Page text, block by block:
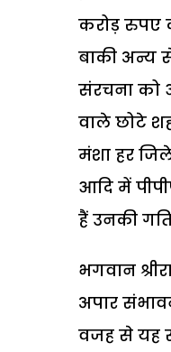
करोड़ रुपए
बाकी अन्य
संरचना को
वाले छोटे
मंशा हर
आदि में
हैं उनकी
भगवान
अपार
वजह से यह